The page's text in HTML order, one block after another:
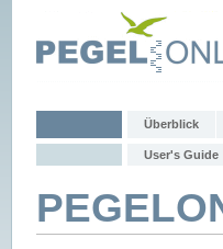
Überblick
User's Guide